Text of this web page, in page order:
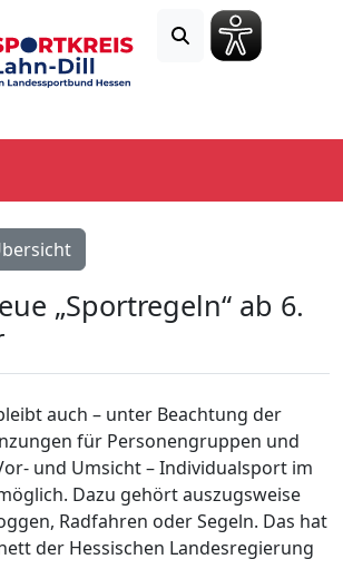
„Sportregeln“ ab 6.
auch – unter Beachtung der
für Personengruppen und
und Umsicht – Individualsport im
Dazu gehört auszugsweise
Radfahren oder Segeln. Das hat
der Hessischen Landesregierung